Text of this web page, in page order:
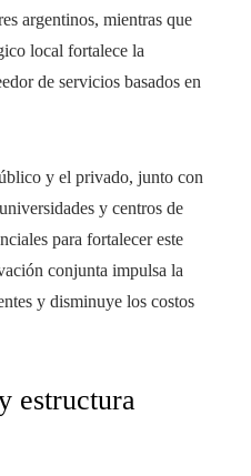
argentinos, mientras que
local fortalece la
de servicios basados en
y el privado, junto con
y centros de
para fortalecer este
conjunta impulsa la
y disminuye los costos
estructura